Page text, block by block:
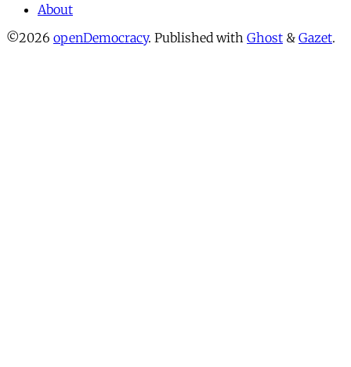
About
©2026 openDemocracy. Published with Ghost & Gazet.